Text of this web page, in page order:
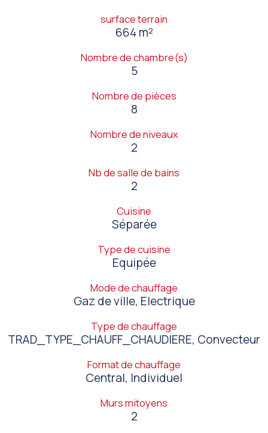
surface terrain
664 m²
Nombre de chambre(s)
5
Nombre de pièces
8
Nombre de niveaux
2
Nb de salle de bains
2
Cuisine
Séparée
Type de cuisine
Equipée
Mode de chauffage
Gaz de ville, Electrique
Type de chauffage
TRAD_TYPE_CHAUFF_CHAUDIERE, Convecteur
Format de chauffage
Central, Individuel
Murs mitoyens
2